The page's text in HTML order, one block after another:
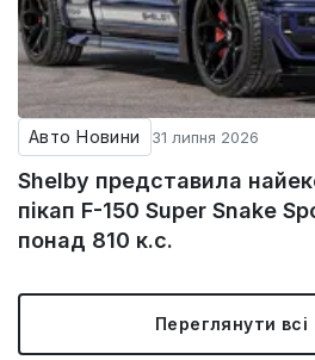
Авто Новини 31 липня 2026
Shelby представила
пікап F-150 Super Snake
понад 810 к.с.
Переглянути всі